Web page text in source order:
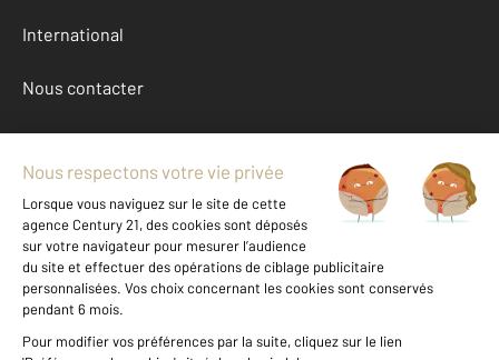
International
Nous contacter
Mentions légales & CGU et Barèmes d'honoraires
Données personnelles
Gestionnaire des cookies
Achat parking autour de LA LONDE LES MAURES (83250)